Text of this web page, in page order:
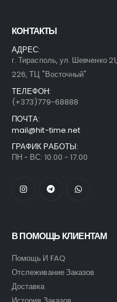
0out of 5
80,00$
160,00$
КОНТАКТЫ
АДРЕС:
г. Тирасполь, ул. Шевченко
226, ТЦ "Восточный"
ТЕЛЕФОН:
(+373)779-68888
ПОЧТА:
mail@hit-time.net
ГРАФИК РАБОТЫ:
ПН - ВС: 10.00 - 17.00
В ПОМОЩЬ КЛИЕНТАМ
Помощь И FAQ
Отслеживание Заказов
Доставка